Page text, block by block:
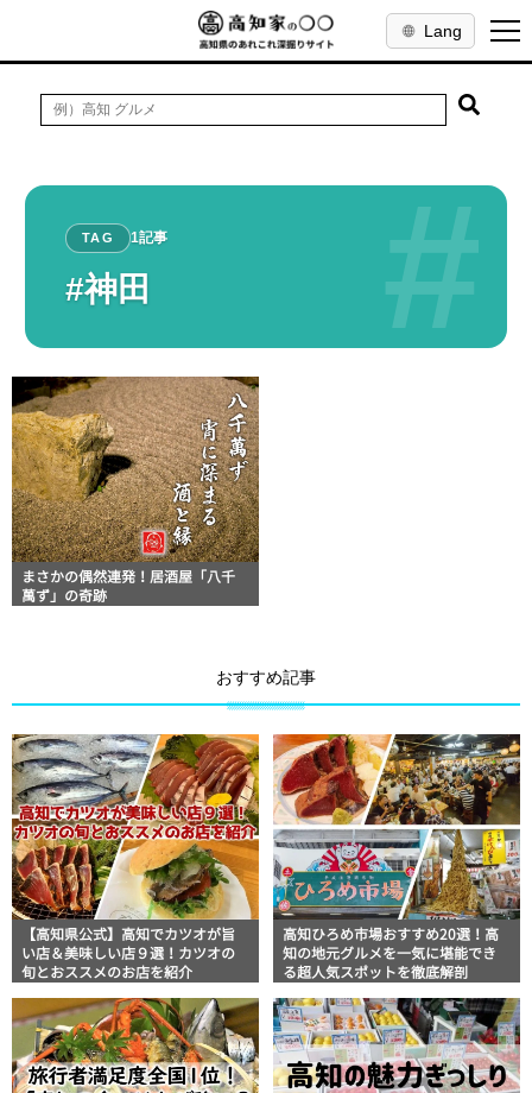
Lang
#
TAG 1記事
#神田
まさかの偶然連発！居酒屋「八千
萬ず」の奇跡
おすすめ記事
【高知県公式】高知でカツオが旨
い店＆美味しい店９選！カツオの
旬とおススメのお店を紹介
高知ひろめ市場おすすめ20選！高
知の地元グルメを一気に堪能でき
る超人気スポットを徹底解剖